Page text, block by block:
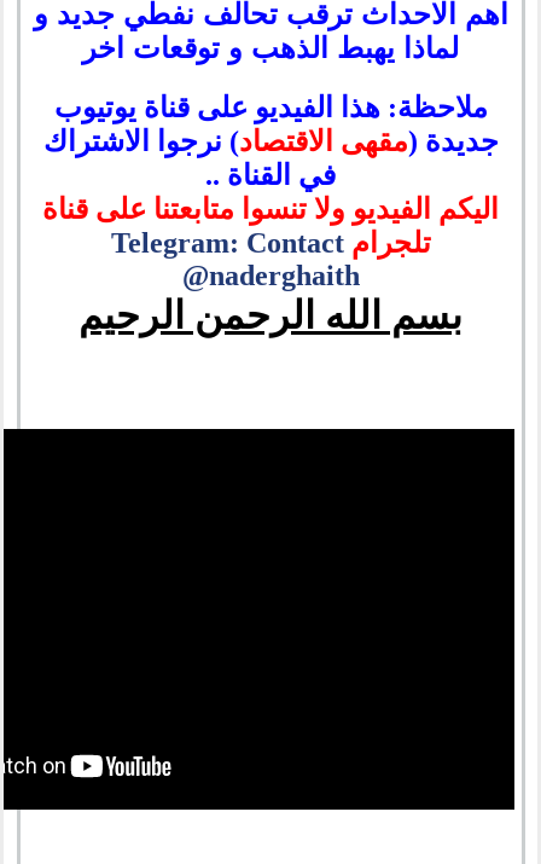
اهم الاحداث ترقب تحالف نفطي جديد و
لماذا يهبط الذهب و توقعات اخر
ملاحظة: هذا الفيديو على قناة يوتيوب
جديدة (مقهى الاقتصاد) نرجوا الاشتراك
في القناة ..
اليكم الفيديو ولا تنسوا متابعتنا على قناة
تلجرامTelegram: Contact
@naderghaith
بسم الله الرحمن الرحيم